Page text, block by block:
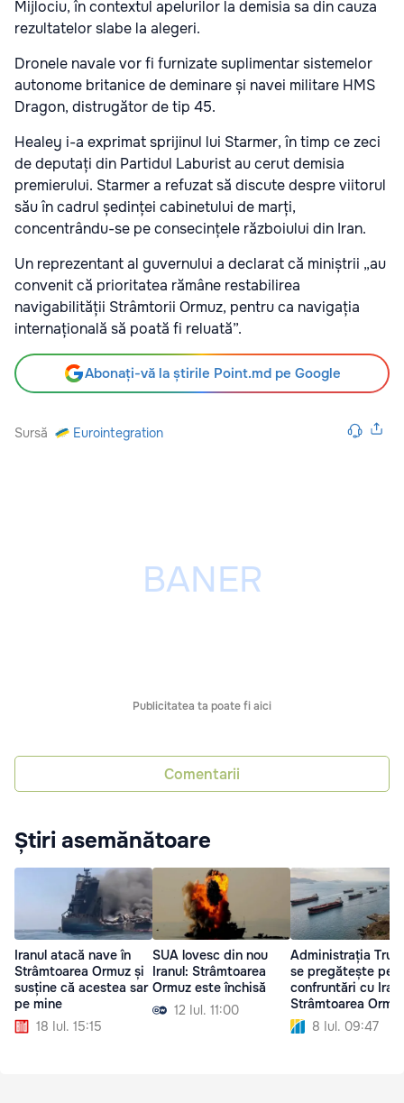
Mijlociu, în contextul apelurilor la demisia sa din cauza
rezultatelor slabe la alegeri.
Dronele navale vor fi furnizate suplimentar sistemelor
autonome britanice de deminare și navei militare HMS
Dragon, distrugător de tip 45.
Healey i-a exprimat sprijinul lui Starmer, în timp ce zeci
de deputați din Partidul Laburist au cerut demisia
premierului. Starmer a refuzat să discute despre viitorul
său în cadrul ședinței cabinetului de marți,
concentrându-se pe consecințele războiului din Iran.
Un reprezentant al guvernului a declarat că miniștrii „au
convenit că prioritatea rămâne restabilirea
navigabilității Strâmtorii Ormuz, pentru ca navigația
internațională să poată fi reluată”.
Abonați-vă la știrile Point.md pe Google
Sursă Eurointegration
Publicitatea ta poate fi aici
Comentarii
Știri asemănătoare
Iranul atacă nave în
Strâmtoarea Ormuz și
susține că acestea sar
pe mine
18 Iul. 15:15
SUA lovesc din nou
Iranul: Strâmtoarea
Ormuz este închisă
12 Iul. 11:00
Administrația
se pregătește
confruntări cu
Strâmtoarea
8 Iul. 09:47